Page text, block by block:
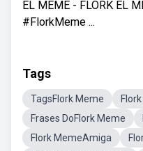
EL MEME - FLORK EL
#FlorkMeme ...
Tags
TagsFlork Meme
Frases DoFlork Meme
Flork MemeAmiga